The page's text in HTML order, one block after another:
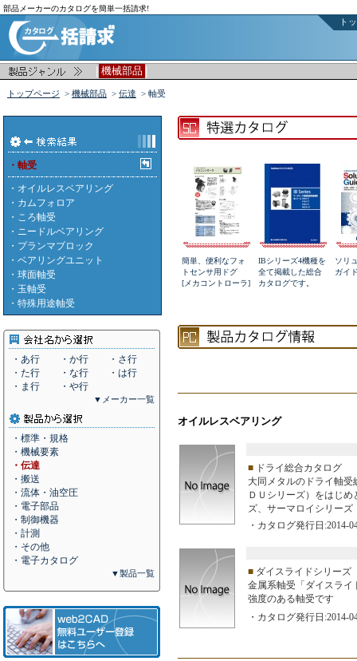
部品メーカーのカタログを簡単一括請求!
ト
| 機械部品 |
トップページ > 機械部品 > 伝達 > 軸受
・軸受
・ オイルレスベアリング
・ カムフォロア
・ ころ軸受
・ ニードルベアリング
・ プランマブロック
・ ベアリングユニット
・ 球面軸受
・ 玉軸受
・ 特殊用途軸受
・あ行 ・か行
・さ行
・た行
・な行
・は行
・ま行
・や行
▼メーカー一覧
・標準・規格
・機械要素
・伝達
・搬送
・流体・油空圧
・電子部品
・制御機器
・計測
・その他
・電子カタログ
▼製品一覧
簡単、便利なフォ
トセンサ用ドグ
[メカコントローラ]
IBシリーズ4機種を
全て掲載した総合
カタログです。
ソリ
ガイ
オイルレスベアリング
■ ドライ総合カタログ
大同メタルのドライ軸
ＤＵシリーズ）をはじ
ズ、サーマロイシリー
・カタログ発行日:2014-
■ ダイスライドシリーズ
金属系軸受「ダイスラ
強度のある軸受です
・カタログ発行日:2014-